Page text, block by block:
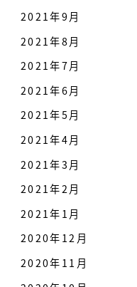
2021年9月
2021年8月
2021年7月
2021年6月
2021年5月
2021年4月
2021年3月
2021年2月
2021年1月
2020年12月
2020年11月